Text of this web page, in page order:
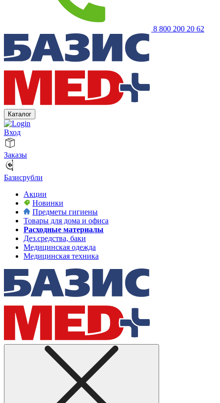
8 800 200 20 62
Каталог
Вход
Заказы
Базисрубли
Акции
Новинки
Предметы гигиены
Товары для дома и офиса
Расходные материалы
Дез.средства, баки
Медицинская одежда
Медицинская техника